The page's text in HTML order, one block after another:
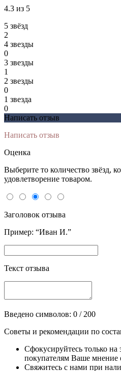
4.3 из 5
5 звёзд
2
4 звeзды
0
3 звeзды
1
2 звeзды
0
1 звeзда
0
Написать отзыв
Написать отзыв
Оценка
Выберите то количество звёзд,
удовлетворение товаром.
Заголовок отзыва
Пример: “Иван И.”
Текст отзыва
Введено символов: 0 / 200
Советы и рекомендации по
Сфокусируйтесь только на
покупателям Ваше мнение
Свяжитесь с нами при